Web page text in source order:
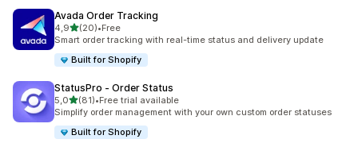
Avada Order Tracking
4,9na 5 gwiazdek
(20)
Łączna liczba recenzji: 20
•Free
Smart order tracking with real-time status and delivery update
Built for Shopify
StatusPro ‑ Order Status
5,0na 5 gwiazdek
(81)
Łączna liczba recenzji: 81
•Free trial available
Simplify order management with your own custom order statuses
Built for Shopify